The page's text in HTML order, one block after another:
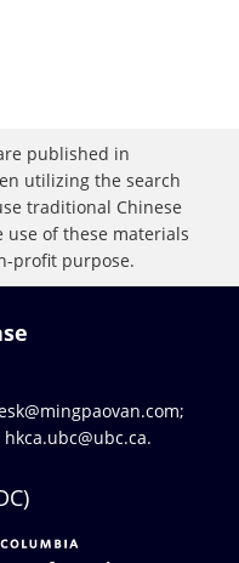
published in
utilizing the search
traditional Chinese
use of these materials
profit purpose.
;
hkca.ubc@ubc.ca.